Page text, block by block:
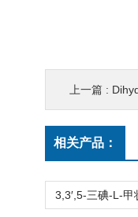
上一篇 :
相关产品：